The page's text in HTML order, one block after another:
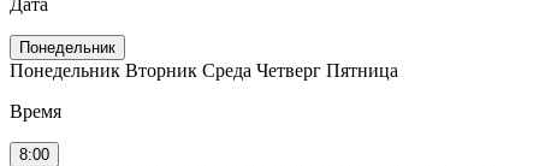
Дата
Понедельник
Понедельник Вторник Среда Четверг Пятница
Время
8:00